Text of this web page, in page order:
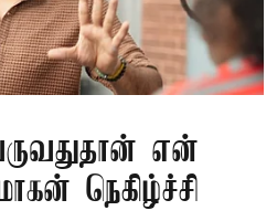
என்
நெகிழ்ச்சி